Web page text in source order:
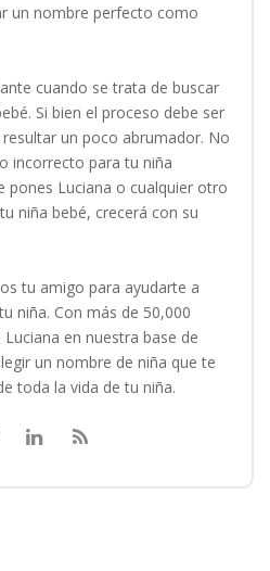
un nombre perfecto como
cuando se trata de buscar
Si bien el proceso debe ser
un poco abrumador. No
incorrecto para tu niña
pones Luciana o cualquier otro
niña bebé, crecerá con su
tu amigo para ayudarte a
niña. Con más de 50,000
en nuestra base de
un nombre de niña que te
toda la vida de tu niña.